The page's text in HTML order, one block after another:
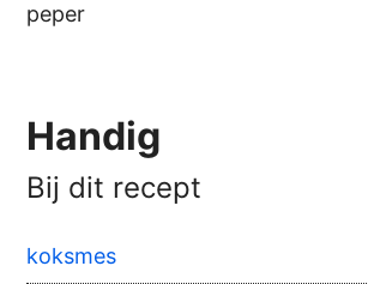
peper
Handig
Bij dit recept
koksmes